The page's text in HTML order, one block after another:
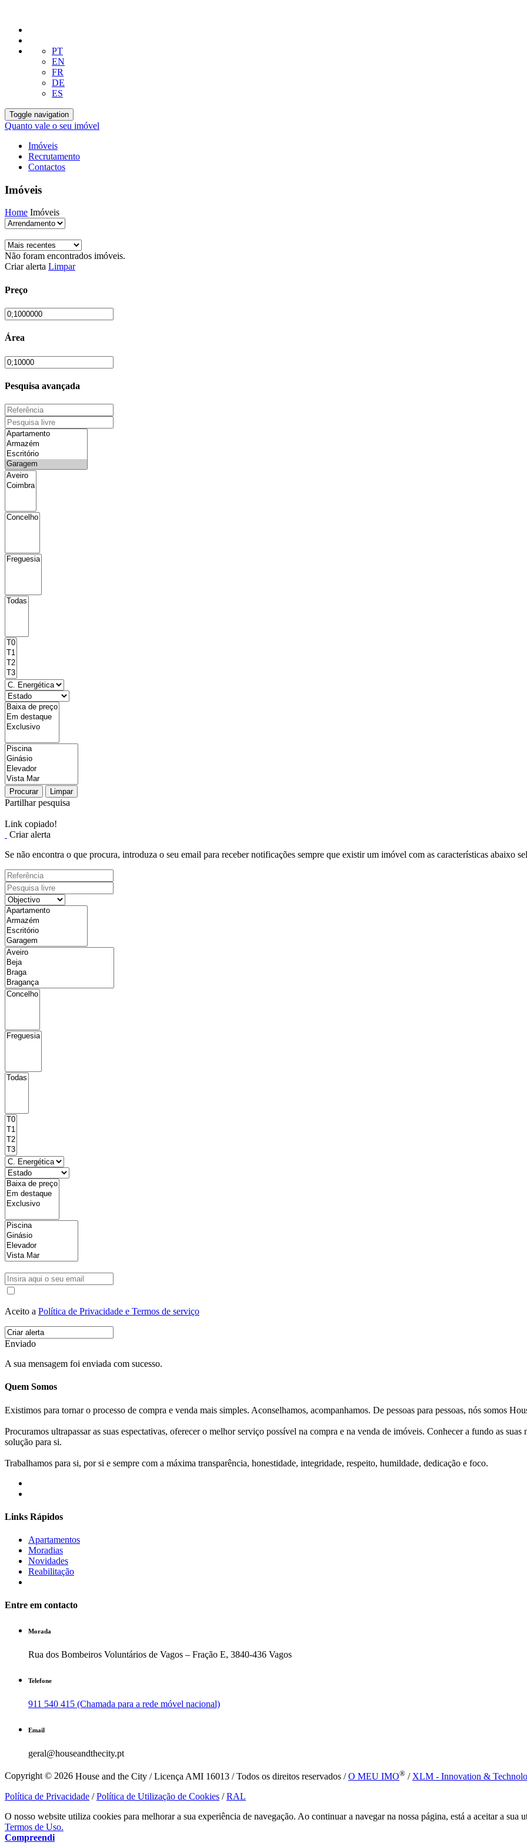
PT
EN
FR
DE
ES
Toggle navigation
Quanto vale o seu imóvel
Imóveis
Recrutamento
Contactos
Imóveis
Home Imóveis
Não foram encontrados imóveis.
Criar alerta Limpar
Preço
Área
Pesquisa avançada
Procurar Limpar
Partilhar pesquisa
Link copiado!
Criar alerta
Se não encontra o que procura, introduza o seu email para receber notificações sempre que existir um imóvel com as características abaixo
Aceito a Política de Privacidade e Termos de serviço
Enviado
A sua mensagem foi enviada com sucesso.
Quem Somos
Existimos para tornar o processo de compra e venda mais simples. Aconselhamos, acompanhamos. De pessoas para pessoas, nós somos
Procuramos ultrapassar as suas espectativas, oferecer o melhor serviço possível na compra e na venda de imóveis. Conhecer a fundo as
solução para si.
Trabalhamos para si, por si e sempre com a máxima transparência, honestidade, integridade, respeito, humildade, dedicação e foco.
Links Rápidos
Apartamentos
Moradias
Novidades
Reabilitação
Entre em contacto
Morada
Rua dos Bombeiros Voluntários de Vagos – Fração E, 3840-436 Vagos
Telefone
911 540 415 (Chamada para a rede móvel nacional)
Email
geral@houseandthecity.pt
Copyright © 2026 House and the City / Licença AMI 16013 / Todos os direitos reservados /O MEU IMO® / XLM - Innovation &
Política de Privacidade /Política de Utilização de Cookies /RAL
O nosso website utiliza cookies para melhorar a sua experiência de navegação. Ao continuar a navegar na nossa página, está a aceitar a sua
Termos de Uso.
Compreendi